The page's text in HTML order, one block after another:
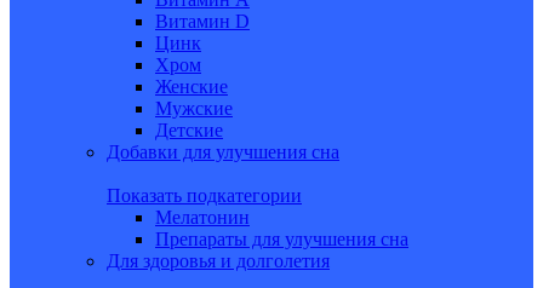
Витамин D
Цинк
Хром
Женские
Мужские
Детские
Добавки для улучшения сна
Показать подкатегории
Мелатонин
Препараты для улучшения сна
Для здоровья и долголетия